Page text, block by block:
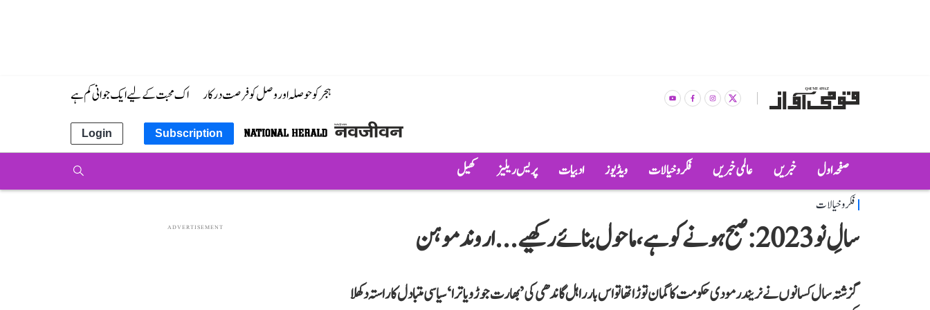
ہجر کو حوصلہ اور وصل کو فرصت درکار اک محبت کے لیے ایک جوانی کم ہے
Subscription
Login
صفحہ اول خبریں عالمی خبریں فکر و خیالات ویڈیوز ادبیات پریس ریلیز کھیل
فکر و خیالات
سالِ نو 2023: صبح ہونے کو ہے، ماحول بنائے رکھیے... اروند موہن
گزشتہ سال کسانوں نے نریندر مودی حکومت کا گمان توڑا تھا تو اس بار راہل گاندھی کی ’بھارت جوڑو یاترا‘ سیاسی متبادل کا راستہ دکھلا
ADVERTISEMENT